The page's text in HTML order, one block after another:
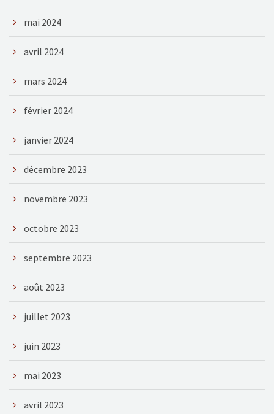
mai 2024
avril 2024
mars 2024
février 2024
janvier 2024
décembre 2023
novembre 2023
octobre 2023
septembre 2023
août 2023
juillet 2023
juin 2023
mai 2023
avril 2023